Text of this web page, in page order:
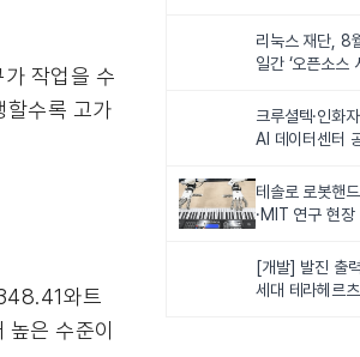
작업을 수
할수록 고가
와트
은 수준이
리눅스 재단, 8
일간 ‘오픈소스
크루셜텍·인화
AI 데이터센터
테솔로 로봇핸
·MIT 연구 현
화
[개발] 발진 출
세대 테라헤르